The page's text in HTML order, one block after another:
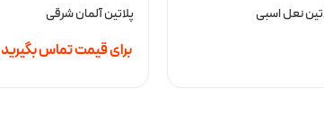
نعل اسبی پلاتین آلمان شرقی
برای قیمت تماس بگیرید